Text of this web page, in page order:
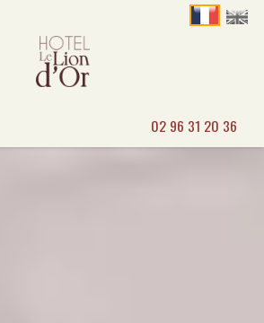
02 96 31 20 36